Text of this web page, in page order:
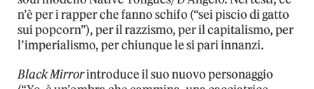
n’è per i rapper che fanno schifo (“sei piscio di gatto
sui popcorn”), per il razzismo, per il capitalismo, per
l’imperialismo, per chiunque le si pari innanzi.
Black Mirrorintroduce il suo nuovo personaggio